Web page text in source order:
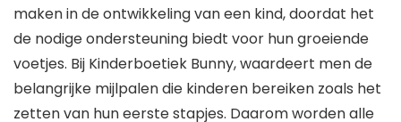
maken in de ontwikkeling van een kind, doordat het
de nodige ondersteuning biedt voor hun groeiende
voetjes. Bij Kinderboetiek Bunny, waardeert men de
belangrijke mijlpalen die kinderen bereiken zoals het
zetten van hun eerste stapjes. Daarom worden alle